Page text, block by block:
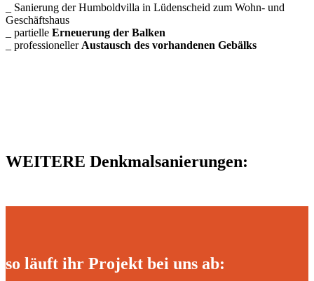
_ Sanierung der Humboldvilla in Lüdenscheid zum Wohn- und
Geschäftshaus
_ partielle Erneuerung der Balken
_ professioneller Austausch des vorhandenen Gebälks
WEITERE Denkmalsanierungen:
so läuft ihr Projekt bei uns ab: